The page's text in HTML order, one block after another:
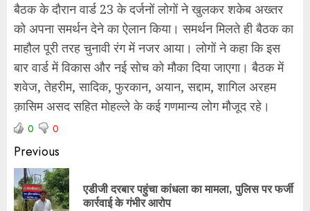
बैठक के दौरान वार्ड 23 के दर्जनों लोगों ने खुलकर शकेब अख्तर
को अपना समर्थन देने का ऐलान किया। समर्थन मिलते ही बैठक का
माहौल पूरी तरह चुनावी रंग में नजर आया। लोगों ने कहा कि इस
बार वार्ड में विकास और नई सोच को मौका दिया जाएगा। बैठक में
शवेज, तेहरीम, सादिक, फुरकान, अयान, सद्दाम, शागिल अरहम
क़ासिम असद सहित मोहल्ले के कई गणमान्य लोग मौजूद रहे।
0 0
Previous
एडीजी दरबार पहुंचा कांधला का मामला, पुलिस पर फर्जी
कार्रवाई के गंभीर आरोप